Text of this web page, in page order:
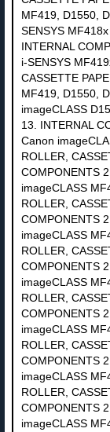
MF419, D1550,
SENSYS
INTERNAL
i-SENSYS
CASSETTE
MF419, D1550,
imageCLASS
13. INTERNAL
Canon
ROLLER,
COMPONENTS
imageCLASS
ROLLER,
COMPONENTS
imageCLASS
ROLLER,
COMPONENTS
imageCLASS
ROLLER,
COMPONENTS
imageCLASS
ROLLER,
COMPONENTS
imageCLASS
ROLLER,
COMPONENTS
imageCLASS